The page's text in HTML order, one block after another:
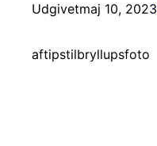
Udgivetmaj 10, 2023
aftipstilbryllupsfoto